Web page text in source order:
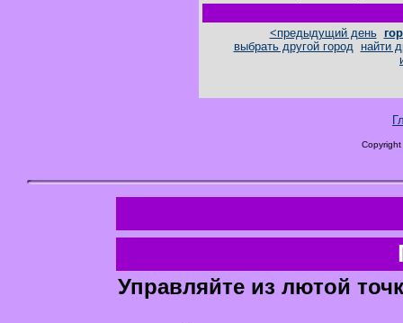
<предыдущий день
выбрать другой город
найти
Управляйте из лютой